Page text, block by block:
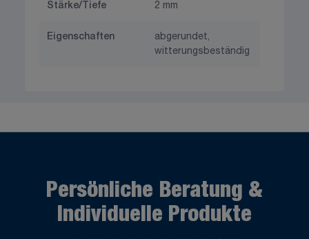
Stärke/Tiefe 2 mm
Eigenschaften
abgerundet,
witterungsbeständig
Persönliche Beratung &
Individuelle Produkte